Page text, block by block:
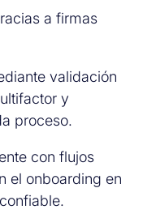
a firmas
validación
y
proceso.
con flujos
el onboarding en